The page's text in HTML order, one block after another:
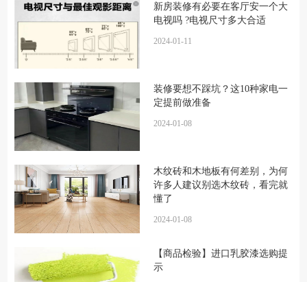
新房装修有必要在客厅安一个大
电视吗 ?电视尺寸多大合适
2024-01-11
装修要想不踩坑？这10种家电一
定提前做准备
2024-01-08
木纹砖和木地板有何差别，为何
许多人建议别选木纹砖，看完就
懂了
2024-01-08
【商品检验】进口乳胶漆选购提
示